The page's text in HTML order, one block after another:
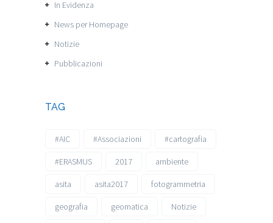
In Evidenza
News per Homepage
Notizie
Pubblicazioni
TAG
#AIC #Associazioni #cartografia
#ERASMUS 2017 ambiente
asita asita2017 fotogrammetria
geografia geomatica Notizie